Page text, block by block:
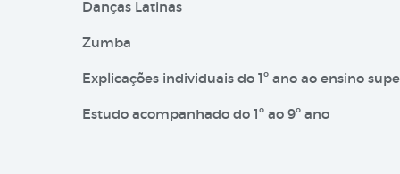
Danças Latinas
Zumba
Explicações individuais do 1º ano ao ensino
Estudo acompanhado do 1º ao 9º ano